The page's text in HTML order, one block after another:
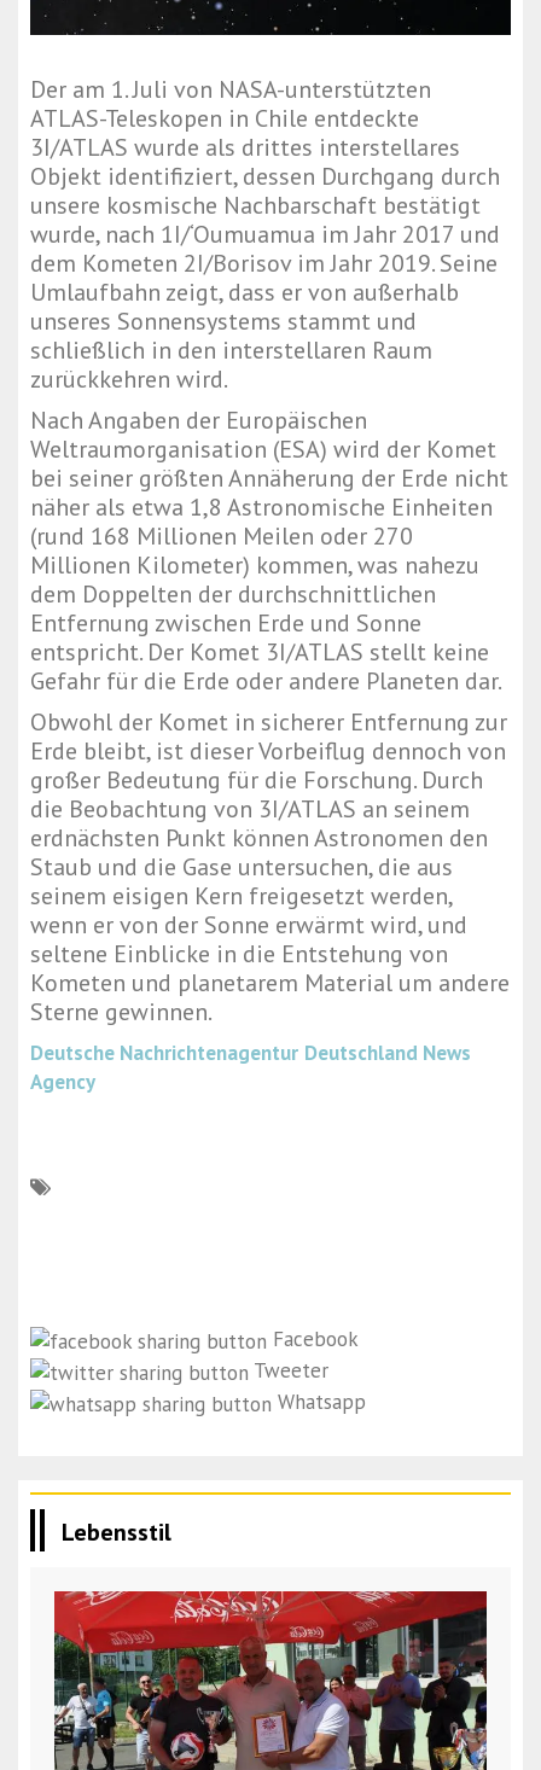
Der am 1. Juli von NASA-unterstützten
ATLAS-Teleskopen in Chile entdeckte
3I/ATLAS wurde als drittes interstellares
Objekt identifiziert, dessen Durchgang durch
unsere kosmische Nachbarschaft bestätigt
wurde, nach 1I/‘Oumuamua im Jahr 2017 und
dem Kometen 2I/Borisov im Jahr 2019. Seine
Umlaufbahn zeigt, dass er von außerhalb
unseres Sonnensystems stammt und
schließlich in den interstellaren Raum
zurückkehren wird.
Nach Angaben der Europäischen
Weltraumorganisation (ESA) wird der Komet
bei seiner größten Annäherung der Erde nicht
näher als etwa 1,8 Astronomische Einheiten
(rund 168 Millionen Meilen oder 270
Millionen Kilometer) kommen, was nahezu
dem Doppelten der durchschnittlichen
Entfernung zwischen Erde und Sonne
entspricht. Der Komet 3I/ATLAS stellt keine
Gefahr für die Erde oder andere Planeten dar.
Obwohl der Komet in sicherer Entfernung zur
Erde bleibt, ist dieser Vorbeiflug dennoch von
großer Bedeutung für die Forschung. Durch
die Beobachtung von 3I/ATLAS an seinem
erdnächsten Punkt können Astronomen den
Staub und die Gase untersuchen, die aus
seinem eisigen Kern freigesetzt werden,
wenn er von der Sonne erwärmt wird, und
seltene Einblicke in die Entstehung von
Kometen und planetarem Material um andere
Sterne gewinnen.
Deutsche Nachrichtenagentur Deutschland News
Agency
Facebook
Tweeter
Whatsapp
Lebensstil